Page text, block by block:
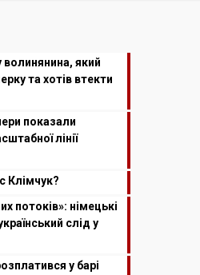
волинянина, який
та хотів втекти
показали
лінії
Клімчук?
потоків»: німецькі
слід у
у барі